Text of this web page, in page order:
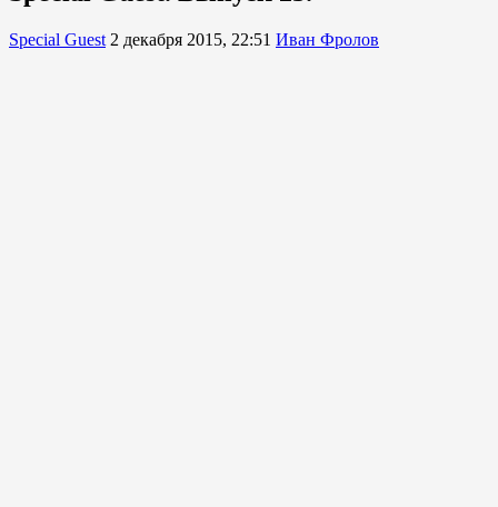
Special Guest 2 декабря 2015, 22:51 Иван Фролов